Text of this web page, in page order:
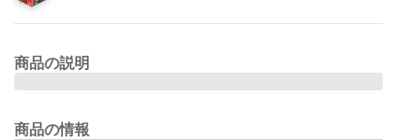
商品の説明
商品の情報